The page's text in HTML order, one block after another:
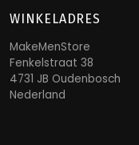
WINKELADRES
MakeMenStore
Fenkelstraat 38
4731 JB Oudenbosch
Nederland